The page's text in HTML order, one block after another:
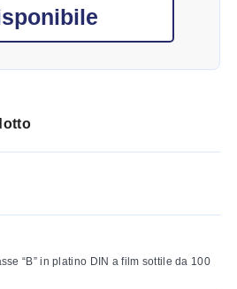
“B” in platino DIN a film sottile da 100